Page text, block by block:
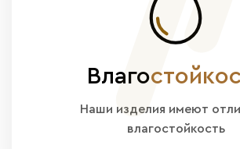
Влаго
Наши изделия имеют
влагостойкость